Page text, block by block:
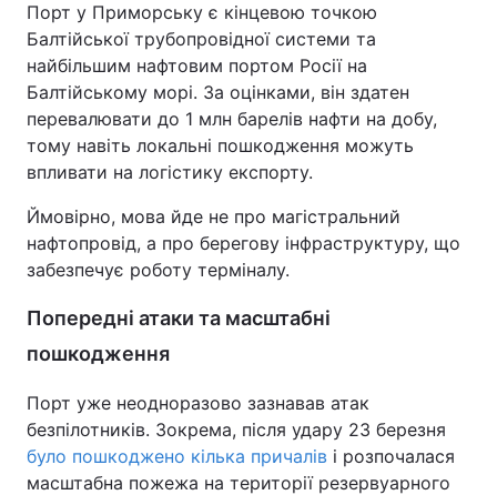
Тема оформлення
Порт у Приморську є кінцевою точкою
Балтійської трубопровідної системи та
найбільшим нафтовим портом Росії на
Балтійському морі. За оцінками, він здатен
перевалювати до 1 млн барелів нафти на добу,
тому навіть локальні пошкодження можуть
впливати на логістику експорту.
Ймовірно, мова йде не про магістральний
нафтопровід, а про берегову інфраструктуру, що
забезпечує роботу терміналу.
Попередні атаки та масштабні
пошкодження
Порт уже неодноразово зазнавав атак
безпілотників. Зокрема, після удару 23 березня
було пошкоджено кілька причалів і розпочалася
масштабна пожежа на території резервуарного